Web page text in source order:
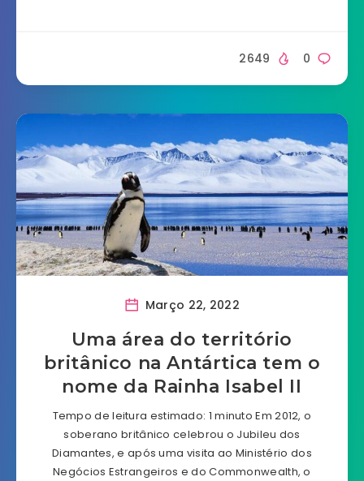
0
2649
Março 22, 2022
Uma área do território
britânico na Antártica tem o
nome da Rainha Isabel II
Tempo de leitura estimado: 1 minuto Em 2012, o
soberano britânico celebrou o Jubileu dos
Diamantes, e após uma visita ao Ministério dos
Negócios Estrangeiros e do Commonwealth, o